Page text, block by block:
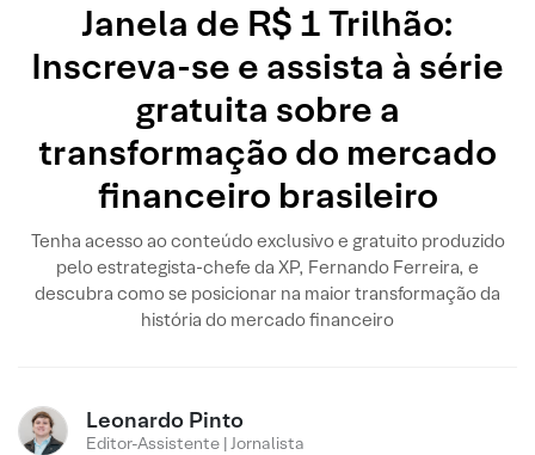
Janela de R$ 1 Trilhão:
Inscreva-se e assista à série
gratuita sobre a
transformação do mercado
financeiro brasileiro
Tenha acesso ao conteúdo exclusivo e gratuito produzido
pelo estrategista-chefe da XP, Fernando Ferreira, e
descubra como se posicionar na maior transformação da
história do mercado financeiro
Leonardo Pinto
Editor-Assistente | Jornalista